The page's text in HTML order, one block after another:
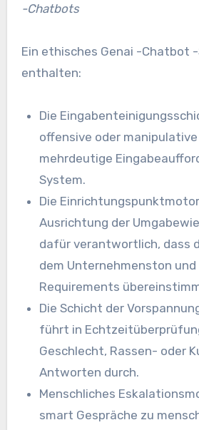
-Chatbots
Ein ethisches Genai -Chatbot
enthalten:
Die
offensive oder
mehrdeutige
System.
Die
Ausrichtung der
dafür verantwortlich, dass
dem Unternehmenston
Requirements
Die Schicht der
führt in
Geschlecht, Rassen- oder
Antworten durch.
Menschliches
smart Gespräche zu